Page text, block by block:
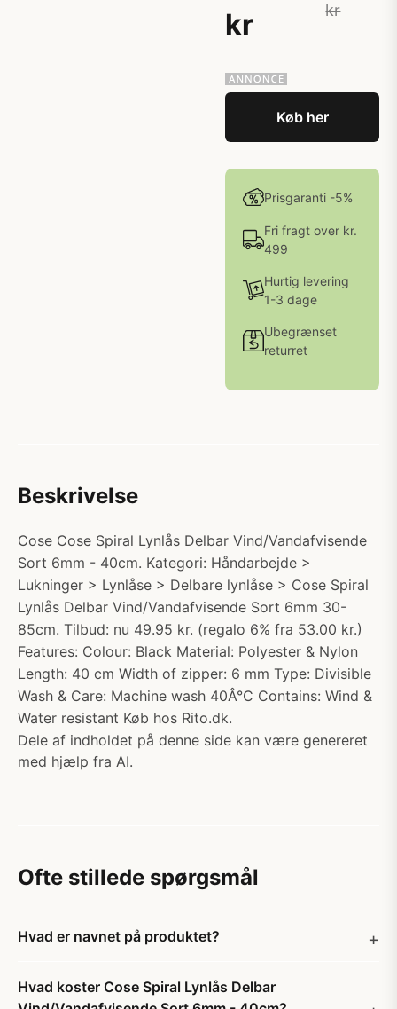
kr
kr
Køb her
Prisgaranti -5%
Fri fragt over kr.
499
Hurtig levering
1-3 dage
Ubegrænset
returret
Beskrivelse
Cose Cose Spiral Lynlås Delbar Vind/Vandafvisende
Sort 6mm - 40cm. Kategori: Håndarbejde >
Lukninger > Lynlåse > Delbare lynlåse > Cose Spiral
Lynlås Delbar Vind/Vandafvisende Sort 6mm 30-
85cm. Tilbud: nu 49.95 kr. (regalo 6% fra 53.00 kr.)
Features: Colour: Black Material: Polyester & Nylon
Length: 40 cm Width of zipper: 6 mm Type: Divisible
Wash & Care: Machine wash 40Â°C Contains: Wind &
Water resistant Køb hos Rito.dk.
Dele af indholdet på denne side kan være genereret
med hjælp fra AI.
Ofte stillede spørgsmål
Hvad er navnet på produktet?
Hvad koster Cose Spiral Lynlås Delbar